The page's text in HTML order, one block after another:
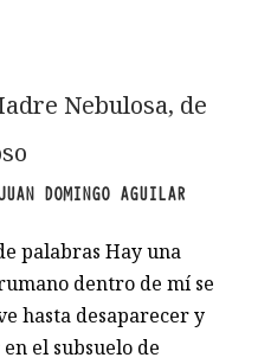
Nebulosa, de
DOMINGO AGUILAR
palabras Hay una
dentro de mí se
hasta desaparecer y
el subsuelo de